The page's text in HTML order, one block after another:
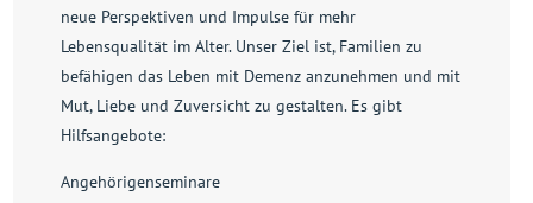
neue Perspektiven und Impulse für mehr
Lebensqualität im Alter. Unser Ziel ist, Familien zu
befähigen das Leben mit Demenz anzunehmen und mit
Mut, Liebe und Zuversicht zu gestalten. Es gibt
Hilfsangebote:
Angehörigenseminare